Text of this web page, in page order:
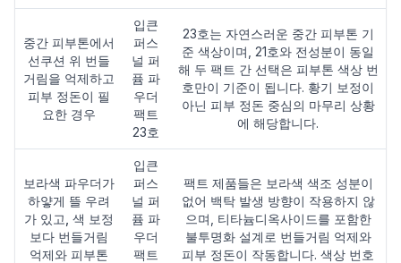
중간 피부톤에서
선쿠션 위 번들
거림을 억제하고
피부 정돈이 필
요한 경우
입큰
퍼스
널 퍼
퓸 파
우더
팩트
23호
23호는 자연스러운 중간 피부톤 기
준 색상이며, 21호와 전성분이 동일
해 두 팩트 간 선택은 피부톤 색상 번
호만이 기준이 됩니다. 황기 보정이
아닌 피부 정돈 중심의 마무리 상황
에 해당합니다.
보라색 파우더가
하얗게 뜰 우려
가 있고, 색 보정
보다 번들거림
억제와 피부톤
입큰
퍼스
널 퍼
퓸 파
우더
팩트
팩트 제품들은 보라색 색조 성분이
없어 백탁 발생 방향이 작용하지 않
으며, 티타늄디옥사이드를 포함한
불투명화 설계로 번들거림 억제와
피부 정돈이 작동합니다. 색상 번호